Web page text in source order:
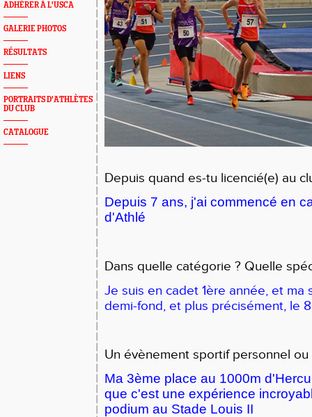
ADHÉRER À L'USCA
GALERIE PHOTOS
RÉSULTATS
LIENS
PORTRAITS D'ATHLÈTES
DU CLUB
CATALOGUE
Depuis quand es-tu licencié(e) au
Depuis 7 ans, j'ai commencé en
d'Athlé
Dans quelle catégorie ? Quelle
Je suis en cadet 1ère année, et ma
demi-fond, et plus précisément, le
Un évènement sportif personnel ou
Ma 3ème place au 1000m
que c'est une expérience
podium au Stade Louis II